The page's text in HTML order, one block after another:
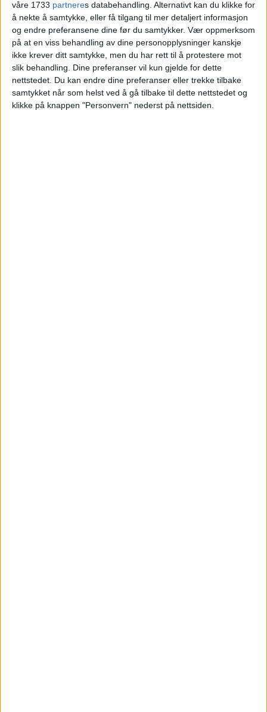
våre 1733 partneres databehandling. Alternativt kan du klikke for
å nekte å samtykke, eller få tilgang til mer detaljert informasjon
og endre preferansene dine før du samtykker. Vær oppmerksom
på at en viss behandling av dine personopplysninger kanskje
ikke krever ditt samtykke, men du har rett til å protestere mot
slik behandling. Dine preferanser vil kun gjelde for dette
nettstedet. Du kan endre dine preferanser eller trekke tilbake
samtykket når som helst ved å gå tilbake til dette nettstedet og
klikke på knappen "Personvern" nederst på nettsiden.
trenger hjelp ofte blir «usynlige i
systemene».
Kommunen mener også at sosiale medier
spiller en stadig større rolle i
rekrutteringen av unge til kriminalitet.